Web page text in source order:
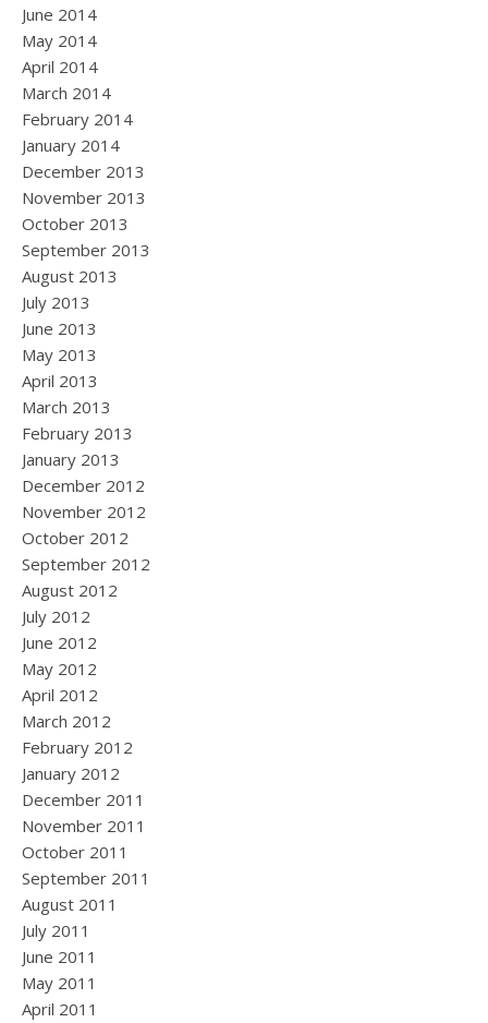
June 2014
May 2014
April 2014
March 2014
February 2014
January 2014
December 2013
November 2013
October 2013
September 2013
August 2013
July 2013
June 2013
May 2013
April 2013
March 2013
February 2013
January 2013
December 2012
November 2012
October 2012
September 2012
August 2012
July 2012
June 2012
May 2012
April 2012
March 2012
February 2012
January 2012
December 2011
November 2011
October 2011
September 2011
August 2011
July 2011
June 2011
May 2011
April 2011